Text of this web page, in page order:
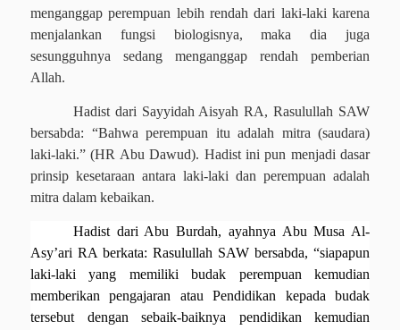
menganggap perempuan lebih rendah dari laki-laki karena
menjalankan fungsi biologisnya, maka dia juga
sesungguhnya sedang menganggap rendah pemberian
Allah.
Hadist dari Sayyidah Aisyah RA, Rasulullah SAW
bersabda: “Bahwa perempuan itu adalah mitra (saudara)
laki-laki.” (HR Abu Dawud). Hadist ini pun menjadi dasar
prinsip kesetaraan antara laki-laki dan perempuan adalah
mitra dalam kebaikan.
Hadist dari Abu Burdah, ayahnya Abu Musa Al-
Asy’ari RA berkata: Rasulullah SAW bersabda, “siapapun
laki-laki yang memiliki budak perempuan kemudian
memberikan pengajaran atau Pendidikan kepada budak
tersebut dengan sebaik-baiknya pendidikan kemudian